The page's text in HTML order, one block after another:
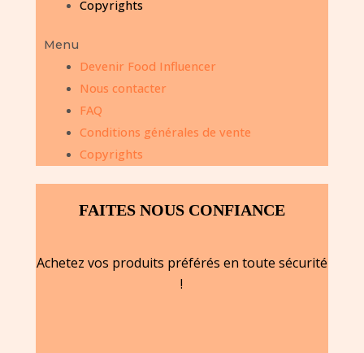
Copyrights
Menu
Devenir Food Influencer
Nous contacter
FAQ
Conditions générales de vente
Copyrights
FAITES NOUS CONFIANCE
Achetez vos produits préférés en toute sécurité
!